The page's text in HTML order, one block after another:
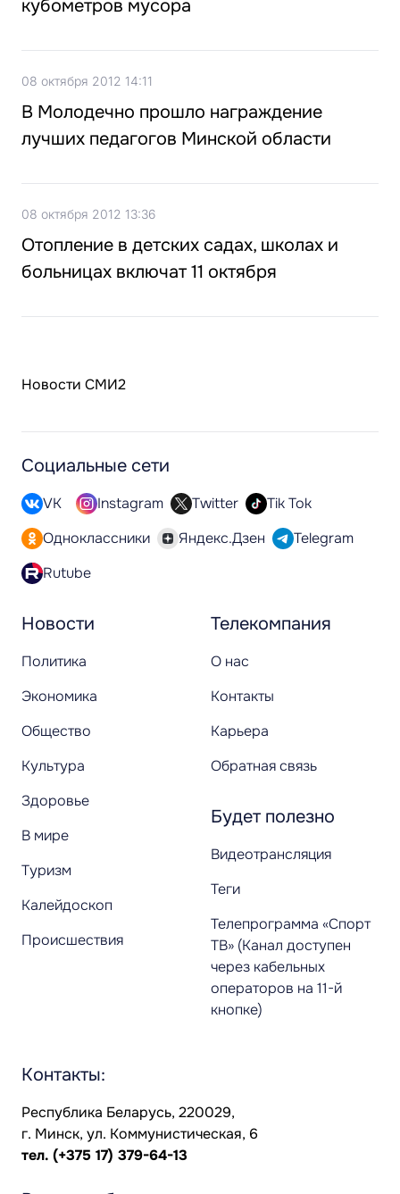
кубометров мусора
08 октября 2012 14:11
В Молодечно прошло награждение
лучших педагогов Минской области
08 октября 2012 13:36
Отопление в детских садах, школах и
больницах включат 11 октября
Новости СМИ2
Новости
Политика
Экономика
Общество
Культура
Здоровье
В мире
Туризм
Калейдоскоп
Происшествия
Телекомпания
О нас
Контакты
Карьера
Обратная связь
Будет полезно
Видеотрансляция
Теги
Телепрограмма «Спорт
ТВ» (Канал доступен
через кабельных
операторов на 11-й
кнопке)
Социальные сети
VK Instagram Twitter
Tik Tok
Одноклассники
Яндекс.Дзен
Telegram
Rutube
Контакты:
Республика Беларусь, 220029,
г. Минск, ул. Коммунистическая, 6
тел. (+375 17) 379-64-13